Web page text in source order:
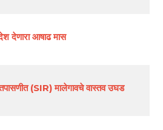
देणारा आषाढ मास
(SIR) मालेगावचे वास्तव उघड